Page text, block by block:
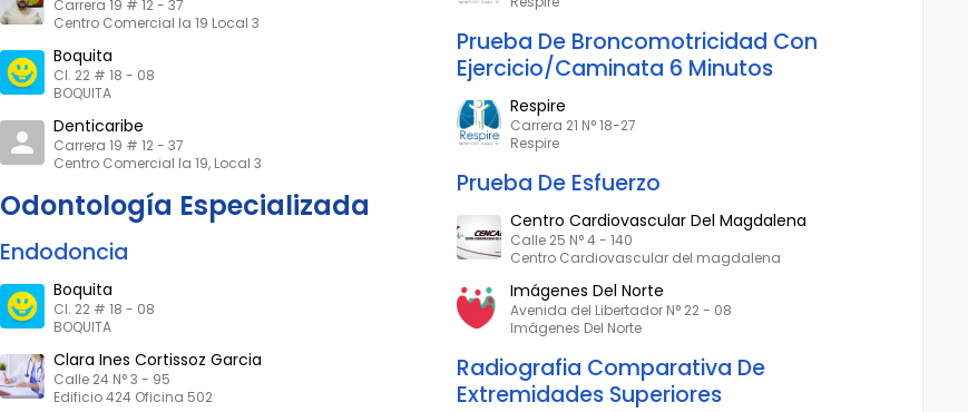
Carrera 19 # 12 - 37
Centro Comercial la 19 Local 3
Boquita
Cl. 22 # 18 - 08
BOQUITA
Denticaribe
Carrera 19 # 12 - 37
Centro Comercial la 19, Local 3
Odontología Especializada
Endodoncia
Boquita
Cl. 22 # 18 - 08
BOQUITA
Clara Ines Cortissoz Garcia
Calle 24 N° 3 - 95
Edificio 424 Oficina 502
Prueba De Broncomotricidad Con
Ejercicio/Caminata 6 Minutos
Respire
Carrera 21 N° 18-27
Respire
Prueba De Esfuerzo
Centro Cardiovascular Del Magdalena
Calle 25 N° 4 - 140
Centro Cardiovascular del magdalena
Imágenes Del Norte
Avenida del Libertador N° 22 - 08
Imágenes Del Norte
Radiografia Comparativa De
Extremidades Superiores